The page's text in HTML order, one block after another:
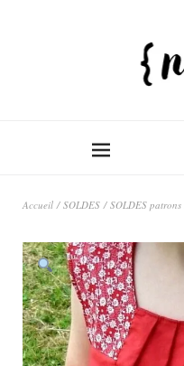
Accueil / SOLDES / SOLDES patrons